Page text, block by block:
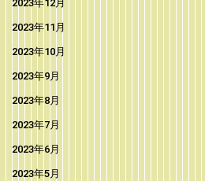
2023年12月
2023年11月
2023年10月
2023年9月
2023年8月
2023年7月
2023年6月
2023年5月